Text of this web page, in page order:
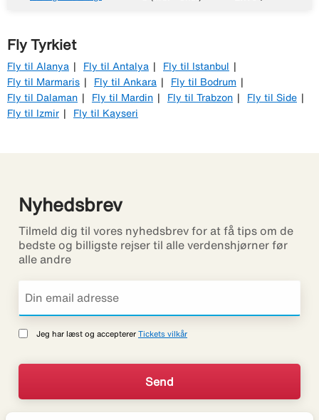
Fly Tyrkiet
Fly til Alanya Fly til Antalya
Fly til Istanbul
Fly til Marmaris
Fly til Ankara
Fly til Bodrum
Fly til Dalaman
Fly til Mardin Fly til Trabzon
Fly til Side
Fly til Izmir
Fly til Kayseri
Nyhedsbrev
Tilmeld dig til vores nyhedsbrev for at få tips om de
bedste og billigste rejser til alle verdenshjørner før
alle andre
Jeg har læst og accepterer Tickets vilkår